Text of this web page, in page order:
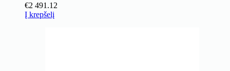
€2 491.12
Į krepšelį